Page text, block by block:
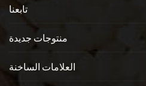
تابعنا
منتوجات جديدة
العلامات الساخنة